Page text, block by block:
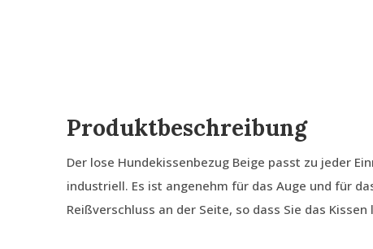
Produktbeschreibung
Der lose Hundekissenbezug Beige passt zu jeder
industriell. Es ist angenehm für das Auge und für
Reißverschluss an der Seite, so dass Sie das